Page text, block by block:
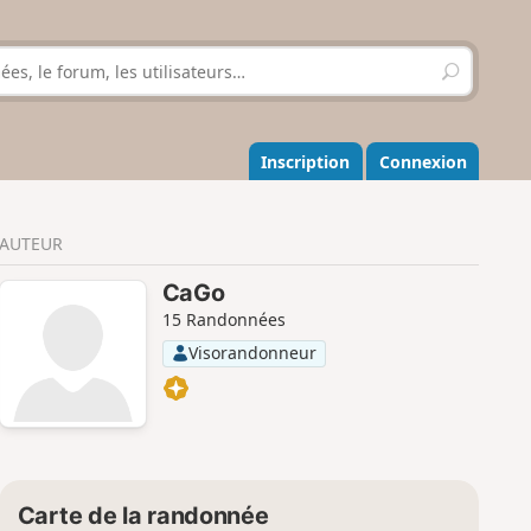
R
e
h
e
r
r
Inscription Connexion
AUTEUR
CaGo
15 Randonnées
Visorandonneur
Carte de la randonnée